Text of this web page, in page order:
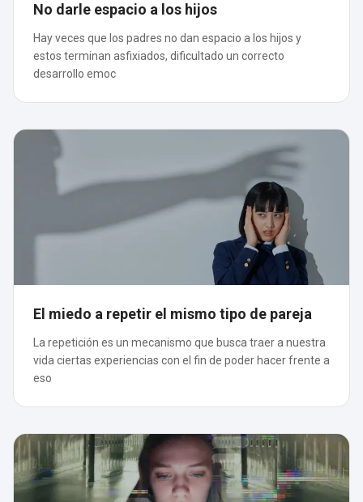
No darle espacio a los hijos
Hay veces que los padres no dan espacio a los hijos y
estos terminan asfixiados, dificultado un correcto
desarrollo emoc
El miedo a repetir el mismo tipo de pareja
La repetición es un mecanismo que busca traer a nuestra
vida ciertas experiencias con el fin de poder hacer frente a
eso